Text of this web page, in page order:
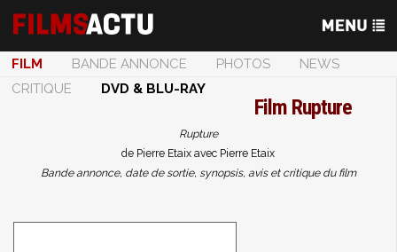
FILM BANDE ANNONCE PHOTOS
NEWS
CRITIQUE
DVD & BLU-RAY
Film Rupture
Rupture
de Pierre Etaix avec Pierre Etaix
Bande annonce, date de sortie, synopsis, avis et critique du film